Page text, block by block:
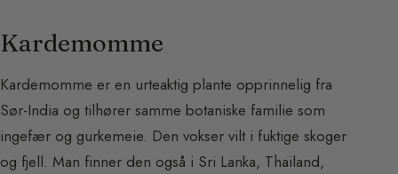
Kardemomme
Kardemomme er en urteaktig plante opprinnelig fra
Sør-India og tilhører samme botaniske familie som
ingefær og gurkemeie. Den vokser vilt i fuktige skoger
og fjell. Man finner den også i Sri Lanka, Thailand,